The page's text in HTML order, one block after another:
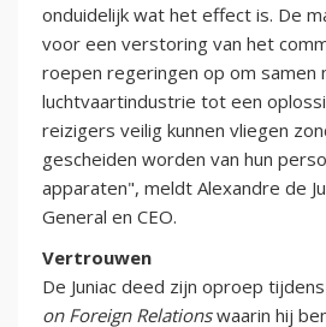
onduidelijk wat het effect is. De
voor een verstoring van het
roepen regeringen op om samen
luchtvaartindustrie tot een
reizigers veilig kunnen vliegen
gescheiden worden van hun
apparaten", meldt Alexandre de
General en CEO.
Vertrouwen
De Juniac deed zijn oproep
on Foreign Relationswaarin hij